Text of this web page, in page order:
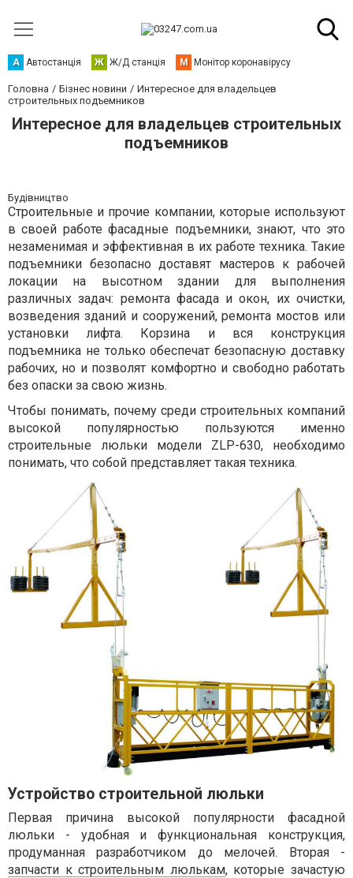
А Автостанція Ж Ж/Д станція М Монітор коронавірусу
Головна Бізнес новини
Интересное для владельцев
строительных подъемников
Интересное для владельцев строительных
подъемников
Будівництво
Строительные и прочие компании, которые используют
в своей работе фасадные подъемники, знают, что это
незаменимая и эффективная в их работе техника. Такие
подъемники безопасно доставят мастеров к рабочей
локации на высотном здании для выполнения
различных задач: ремонта фасада и окон, их очистки,
возведения зданий и сооружений, ремонта мостов или
установки лифта. Корзина и вся конструкция
подъемника не только обеспечат безопасную доставку
рабочих, но и позволят комфортно и свободно работать
без опаски за свою жизнь.
Чтобы понимать, почему среди строительных компаний
высокой популярностью пользуются именно
строительные люльки модели ZLP-630, необходимо
понимать, что собой представляет такая техника.
Устройство строительной люльки
Первая причина высокой популярности фасадной
люльки - удобная и функциональная конструкция,
продуманная разработчиком до мелочей. Вторая -
запчасти к строительным люлькам, которые зачастую